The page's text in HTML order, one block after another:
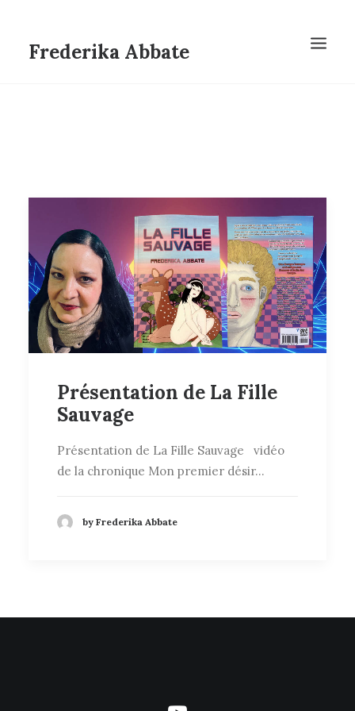
Frederika Abbate
Présentation de La Fille
Sauvage
Présentation de La Fille Sauvage vidéo
de la chronique Mon premier désir…
by Frederika Abbate